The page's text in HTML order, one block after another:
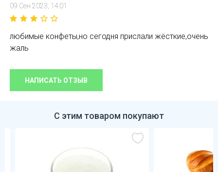
09 Сен 2023, 14:01
любимые конфеты,но сегодня прислали жёсткие,очень
жаль
НАПИСАТЬ ОТЗЫВ
С этим товаром покупают